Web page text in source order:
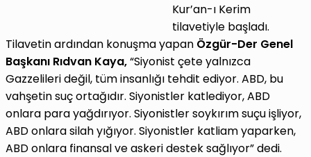
Kur’an-ı Kerim
tilavetiyle başladı.
Tilavetin ardından konuşma yapan Özgür-Der Genel
Başkanı Rıdvan Kaya,“Siyonist çete yalnızca
Gazzelileri değil, tüm insanlığı tehdit ediyor. ABD, bu
vahşetin suç ortağıdır. Siyonistler katlediyor, ABD
onlara para yağdırıyor. Siyonistler soykırım suçu işliyor,
ABD onlara silah yığıyor. Siyonistler katliam yaparken,
ABD onlara finansal ve askeri destek sağlıyor” dedi.